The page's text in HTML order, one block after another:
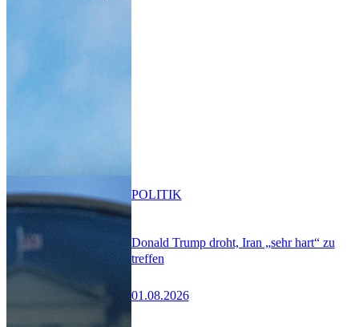
Donald Trump droht, Iran „sehr hart“ zu
treffen
01.08.2026
POLITIK